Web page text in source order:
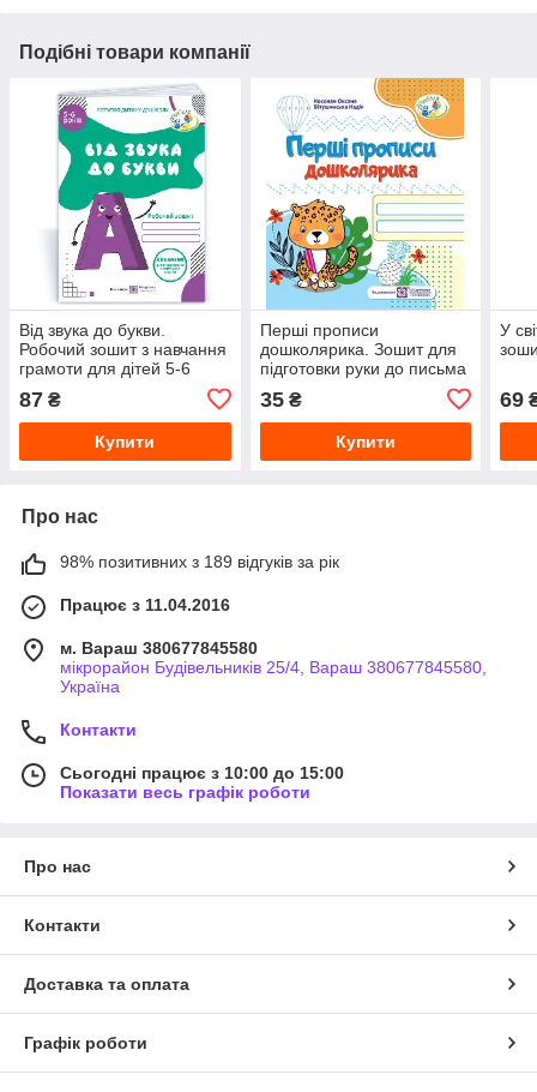
Подібні товари компанії
Від звука до букви.
Робочий зошит з навчання
грамоти для дітей 5-6
87 ₴
Купити
Перші прописи
дошколярика. Зошит для
підготовки руки до письма
35₴
Купити
У
69
Про нас
98% позитивних з 189 відгуків за рік
Працює з 11.04.2016
м. Вараш 380677845580
мікрорайон Будівельників 25/4, Вараш 380677845580,
Україна
Контакти
Сьогодні працює з 10:00 до 15:00
Показати весь графік роботи
Про нас
Контакти
Доставка та оплата
Графік роботи